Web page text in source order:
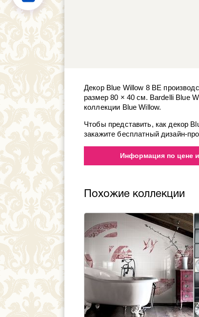
Декор Blue Willow 8 BE
размер 80 × 40 см. Bardelli Blue
коллекции Blue Willow.
Чтобы представить, как декор
закажите бесплатный дизайн-
Информация по цене
Похожие коллекции